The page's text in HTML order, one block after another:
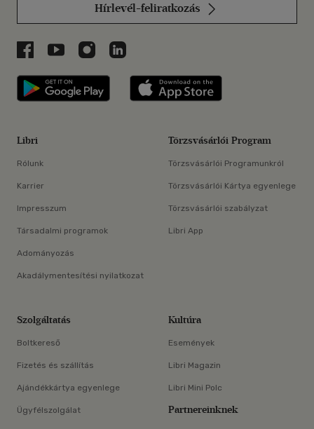
Hírlevél-feliratkozás
Libri a Facebookon
Libri a Youtube-on
Libri az Instagramon
Libri a LinkedInen
Libri applikáció Szerezd meg: Google
Libri
Rólunk
Karrier
Impresszum
Társadalmi programok
Adományozás
Akadálymentesítési nyilatkozat
Törzsvásárlói Program
Törzsvásárlói Programunkról
Törzsvásárlói Kártya egyenlege
Törzsvásárlói szabályzat
Libri App
Szolgáltatás
Boltkereső
Fizetés és szállítás
Ajándékkártya egyenlege
Ügyfélszolgálat
Kultúra
Események
Libri Magazin
Libri Mini Polc
Partnereinknek